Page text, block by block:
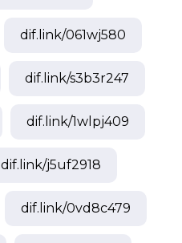
dif.link/061wj580
dif.link/s3b3r247
dif.link/1wlpj409
dif.link/j5uf2918
dif.link/0vd8c479